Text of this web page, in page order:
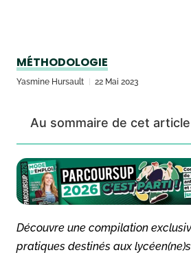
MÉTHODOLOGIE
Yasmine Hursault 22 Mai 2023
Au sommaire de cet
Découvre une compilation
pratiques destinés aux